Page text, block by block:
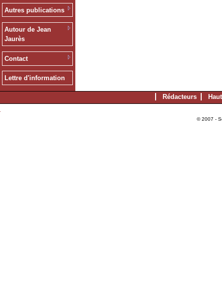
Autres publications
Autour de Jean
Jaurès
Contact
Lettre d'information
Rédacteurs
© 2007 -